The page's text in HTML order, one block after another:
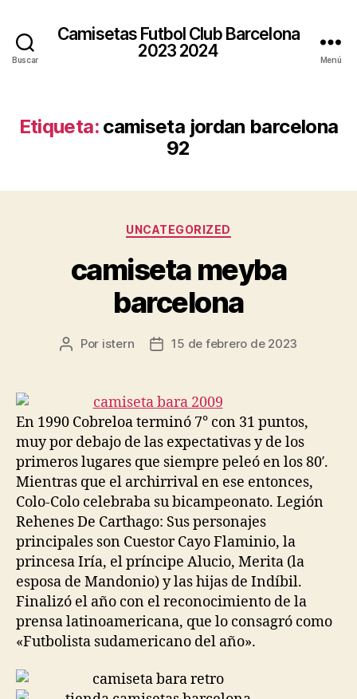
Buscar
Camisetas Futbol Club Barcelona
2023 2024
Menú
Etiqueta: camiseta jordan barcelona
92
Categorías
UNCATEGORIZED
camiseta meyba
barcelona
Autor
entrada
Por istern
Fecha
entrada
15 de febrero de 2023
En 1990 Cobreloa terminó 7° con 31 puntos,
muy por debajo de las expectativas y de los
primeros lugares que siempre peleó en los 80′.
Mientras que el archirrival en ese entonces,
Colo-Colo celebraba su bicampeonato. Legión
Rehenes De Carthago: Sus personajes
principales son Cuestor Cayo Flaminio, la
princesa Iría, el príncipe Alucio, Merita (la
esposa de Mandonio) y las hijas de Indíbil.
Finalizó el año con el reconocimiento de la
prensa latinoamericana, que lo consagró como
«Futbolista sudamericano del año».